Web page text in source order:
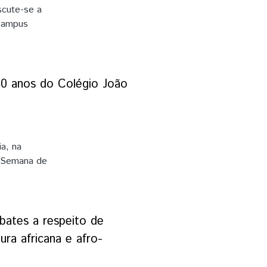
se a
o
de
de
anos do Colégio João
na
de
PIBID
a
atuais,
relatar
a respeito de
africana e afro-